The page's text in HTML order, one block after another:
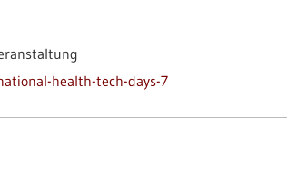
health-tech-days-7